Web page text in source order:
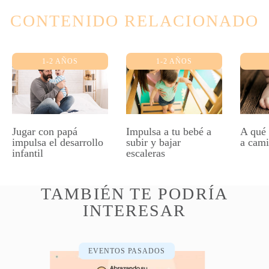
CONTENIDO RELACIONADO
1-2 AÑOS
Jugar con papá
impulsa el desarrollo
infantil
1-2 AÑOS
Impulsa a tu bebé a
subir y bajar
escaleras
A qué
a
TAMBIÉN TE PODRÍA
INTERESAR
EVENTOS PASADOS